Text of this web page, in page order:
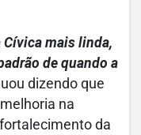
Cívica mais linda,
de quando a
dizendo que
na
da